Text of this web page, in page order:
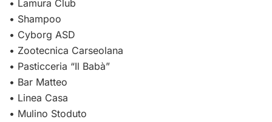
• Lamura Club
• Shampoo
• Cyborg ASD
• Zootecnica Carseolana
• Pasticceria “Il Babà”
• Bar Matteo
• Linea Casa
• Mulino Stoduto